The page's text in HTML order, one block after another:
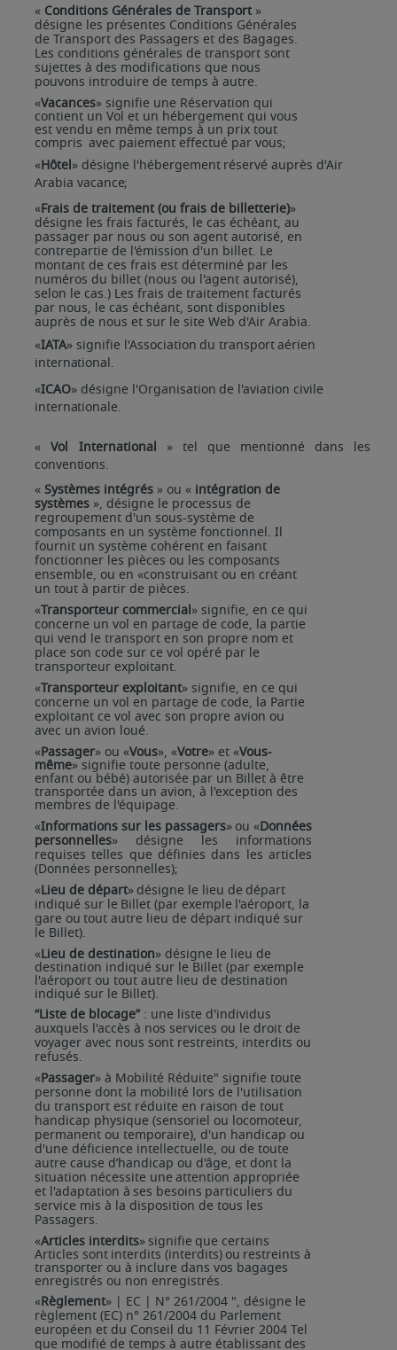
« Conditions Générales de Transport»
désigne les présentes Conditions Générales
de Transport des Passagers et des Bagages.
Les conditions générales de transport sont
sujettes à des modifications que nous
pouvons introduire de temps à autre.
«Vacances» signifie une Réservation qui
contient un Vol et un hébergement qui vous
est vendu en même temps à un prix tout
compris avec paiement effectué par vous;
«Hôtel» désigne l'hébergement réservé auprès d'Air
Arabia vacance;
«Frais de traitement (ou frais de billetterie)»
désigne les frais facturés, le cas échéant, au
passager par nous ou son agent autorisé, en
contrepartie de l'émission d'un billet. Le
montant de ces frais est déterminé par les
numéros du billet (nous ou l'agent autorisé),
selon le cas.) Les frais de traitement facturés
par nous, le cas échéant, sont disponibles
auprès de nous et sur le site Web d'Air Arabia.
«IATA» signifie l'Association du transportaérien
international.
«ICAO» désigne l'Organisation de l'aviation civile
internationale.
« Vol International » tel que mentionné dans
les
conventions.
« Systèmes intégrés » ou « intégration de
systèmes », désigne le processus de
regroupement d'un sous-système de
composants en un système fonctionnel. Il
fournit un système cohérent en faisant
fonctionner les pièces ou les composants
ensemble, ou en «construisant ou en créant
un tout à partir de pièces.
«Transporteur commercial» signifie, en ce qui
concerne un vol en partage de code, la partie
qui vend le transport en son propre nom et
place son code sur ce vol opéré par le
transporteur exploitant.
«Transporteur exploitant» signifie, en ce qui
concerne un vol en partage de code, la Partie
exploitant ce vol avec son propre avion ou
avec un avion loué.
«Passager» ou «Vous», «Votre» et «Vous-
même» signifie toute personne (adulte,
enfant ou bébé) autorisée par un Billet à être
transportée dans un avion, à l'exception des
membres de l'équipage.
«Informationssur les passagers» ou «Données
personnelles» désigne les informations
requises telles que définies dans les articles
(Données personnelles);
«Lieu de départ»désigne le lieu de départ
indiqué sur le Billet(par exemple l'aéroport, la
gare ou tout autre lieu de départ indiqué sur
le Billet).
«Lieu de destination» désigne le lieu de
destination indiqué sur le Billet (par exemple
l'aéroport ou tout autre lieu de destination
indiqué sur le Billet).
“Liste de blocage” : une liste d'individus
auxquels l'accès à nos services ou le droit de
voyager avec nous sont restreints, interdits ou
refusés.
«Passager» à Mobilité Réduite" signifie toute
personne dont la mobilité lors de l'utilisation
du transport est réduite en raison de tout
handicap physique (sensoriel ou locomoteur,
permanent ou temporaire), d'un handicap ou
d'une déficience intellectuelle, ou de toute
autre cause d’handicap ou d'âge, et dont la
situation nécessite une attention appropriée
et l'adaptation à ses besoins particuliers du
service mis à la disposition de tous les
Passagers.
«Articles interdits» signifie que certains
Articles sont interdits (interdits) ou restreints à
transporter ou à inclure dans vos bagages
enregistrés ou non enregistrés.
«Règlement» | EC | N° 261/2004 ", désigne le
règlement (EC) n° 261/2004 du Parlement
européen et du Conseil du 11 Février 2004 Tel
que modifié de temps à autre établissant des